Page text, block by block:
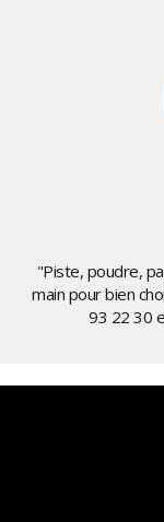
"Piste, poudre,
main pour bien
93 22 30